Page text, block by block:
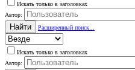
Искать только в заголовках
Автор:
Найти Расширенный поиск...
Искать только в заголовках
Автор: